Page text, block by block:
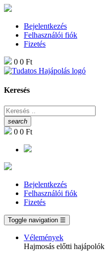
Bejelentkezés
Felhasználói fiók
Fizetés
0 0 Ft
Keresés
search
0 0 Ft
Bejelentkezés
Felhasználói fiók
Fizetés
Toggle navigation ☰
Vélemények
Hajmosás előtti hajápolók